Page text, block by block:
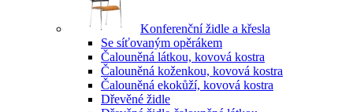
Konferenční židle a křesla
Se síťovaným opěrákem
Čalouněná látkou, kovová kostra
Čalouněná koženkou, kovová kostra
Čalouněná ekokůží, kovová kostra
Dřevěné židle